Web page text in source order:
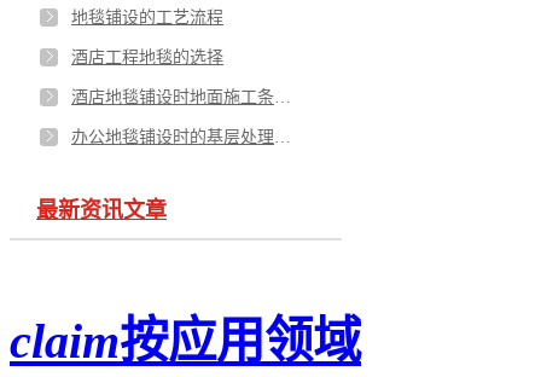
地毯铺设的工艺流程
酒店工程地毯的选择
最新资讯文章
claim按应用领域